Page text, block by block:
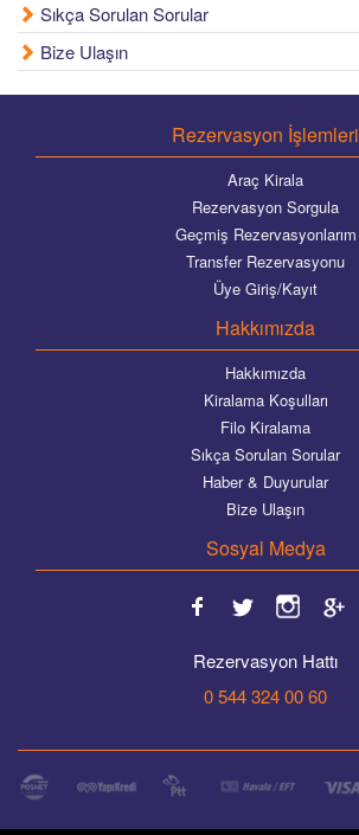
Sıkça Sorulan Sorular
Bize Ulaşın
Rezervasyon İşlemleri
Araç Kirala
Rezervasyon Sorgula
Geçmiş Rezervasyonlarım
Transfer Rezervasyonu
Üye Giriş/Kayıt
Hakkımızda
Hakkımızda
Kiralama Koşulları
Filo Kiralama
Sıkça Sorulan Sorular
Haber & Duyurular
Bize Ulaşın
Sosyal Medya
Rezervasyon Hattı
0 544 324 00 60